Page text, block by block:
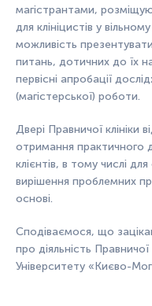
магістрантами,
для клініцистів у
можливість
питань, дотичних до їх
первісні апробації
(магістерської) роботи.
Двері Правничої клініки
отримання практичного
клієнтів, в тому числі
вирішення проблемних
основі.
Сподіваємося, що
про діяльність
Університету «Києво-